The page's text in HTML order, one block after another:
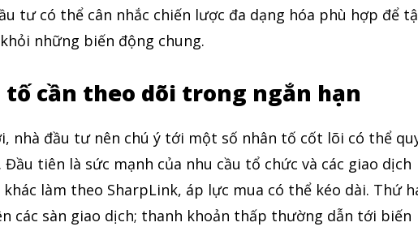
tư có thể cân nhắc chiến lược đa dạng hóa phù hợp để
những biến động chung.
cần theo dõi trong ngắn hạn
nhà đầu tư nên chú ý tới một số nhân tố cốt lõi có thể
tiên là sức mạnh của nhu cầu tổ chức và các giao dịch
làm theo SharpLink, áp lực mua có thể kéo dài. Thứ
các sàn giao dịch; thanh khoản thấp thường dẫn tới biến